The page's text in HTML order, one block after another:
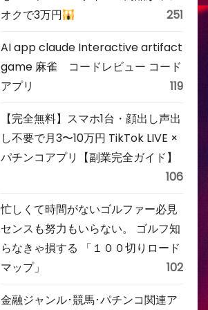
オクで3万円
251
AI app claude Interactive artifact
game 麻雀 コードレビュー コード
アプリ
119
【完全無料】スマホ1台・顔出し声出
し不要で月3〜10万円 TikTok LIVE ×
パチンコアプリ【副業完全ガイド】
106
忙しくて時間がないゴルファー必見
センスも努力もいらない。 ゴルフ知
らなきゃ損する 「１００切りロード
マップ」
102
金融ジャンル･競馬･パチンコ関連ア